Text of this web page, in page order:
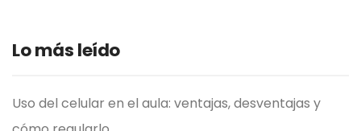
Lo más leído
Uso del celular en el aula: ventajas, desventajas y